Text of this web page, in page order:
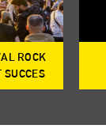
ROCK
SUCCES